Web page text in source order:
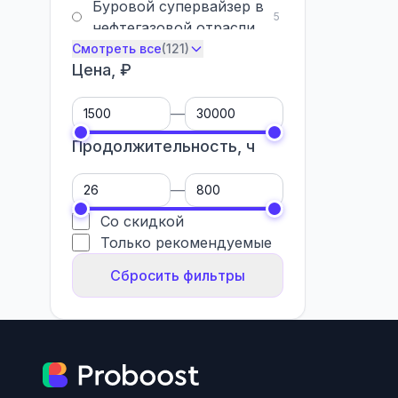
Буровой супервайзер в
нефтегазовой отрасли
5
Геодезис
Смотреть все(121)
Цена, ₽
—
Продолжительность, ч
—
Со скидкой
Только рекомендуемые
Сбросить фильтры